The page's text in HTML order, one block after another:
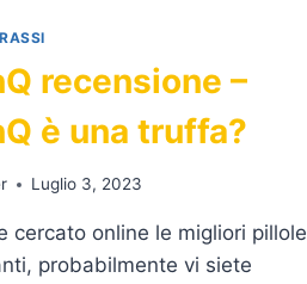
recensione –
è una truffa?
Luglio 3, 2023
cercato online le migliori pillole
probabilmente vi siete